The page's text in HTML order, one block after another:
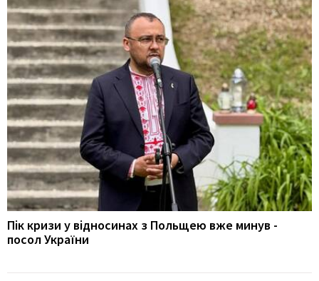
Пік кризи у відносинах з Польщею вже минув -
посол України